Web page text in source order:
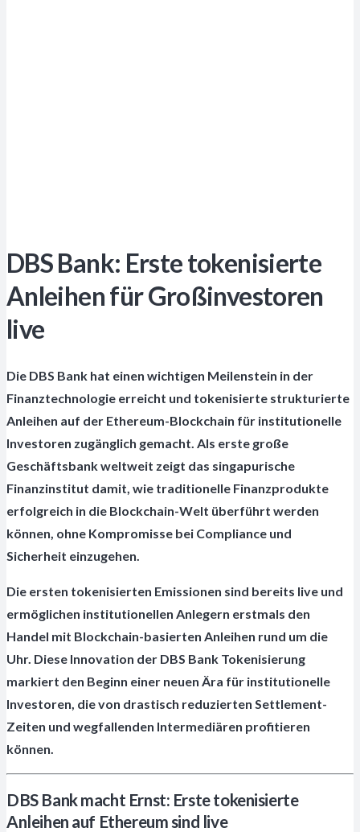
DBS Bank: Erste tokenisierte
Anleihen für Großinvestoren
live
Die DBS Bank hat einen wichtigen Meilenstein in der
Finanztechnologie erreicht und tokenisierte strukturierte
Anleihen auf der Ethereum-Blockchain für institutionelle
Investoren zugänglich gemacht. Als erste große
Geschäftsbank weltweit zeigt das singapurische
Finanzinstitut damit, wie traditionelle Finanzprodukte
erfolgreich in die Blockchain-Welt überführt werden
können, ohne Kompromisse bei Compliance und
Sicherheit einzugehen.
Die ersten tokenisierten Emissionen sind bereits live und
ermöglichen institutionellen Anlegern erstmals den
Handel mit Blockchain-basierten Anleihen rund um die
Uhr. Diese Innovation der DBS Bank Tokenisierung
markiert den Beginn einer neuen Ära für institutionelle
Investoren, die von drastisch reduzierten Settlement-
Zeiten und wegfallenden Intermediären profitieren
können.
DBS Bank macht Ernst: Erste tokenisierte
Anleihen auf Ethereum sind live